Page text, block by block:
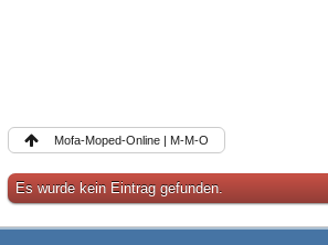
Mofa-Moped-Online | M-M-O
Es wurde kein Eintrag gefunden.